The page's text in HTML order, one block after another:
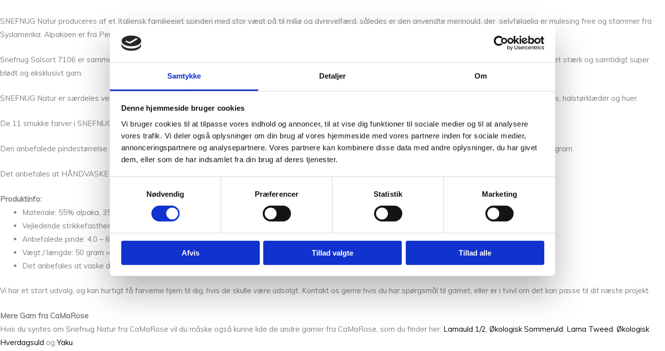
Samtykke Detaljer Om
Denne hjemmeside bruger cookies
Vi bruger cookies til at tilpasse vores indhold og annoncer, til at vise dig funktioner til sociale medier og til at analysere
vores trafik. Vi deler også oplysninger om din brug af vores hjemmeside med vores partnere inden for sociale medier,
annonceringspartnere og analysepartnere. Vores partnere kan kombinere disse data med andre oplysninger, du har givet
dem, eller som de har indsamlet fra din brug af deres tjenester.
Nødvendig
Præferencer Statistik Marketing
Afvis Tillad valgte Tillad alle
SNEFNUG Natur produceres af et Italiensk familieejet spinderi med stor vægt på til miljø og dyrevelfærd, således er den anvendte merinould, der selvfølgelig er mulesing free og stammer fra
Sydamerika. Alpakaen er fra Peru, mens bomulden er fra Egypten.
Snefnug Solsort 7106 er sammensat af en økologisk bomuldstube som kerne, hvori en fin og sirlig blanding af merino og alpaka er blæst ind. Tilsammen giver det et stærk og samtidigt super
blødt og eksklusivt garn.
SNEFNUG Natur er særdeles velegnet til baby- og børnestrik, samt til tidens trend med oversize strikdesign på store pinde til voksne både som sweatre, cardigans, halstørklæder og huer.
De 11 smukke farver i SNEFNUG Natur er naturens egen farvepalet.
Den anbefalede pindestørrelse er 4,0 – 6,0 mm, og den vejledende strikkefasthed er 12-16 m pr 10 cm og ca. 24 p i højden. Løbelængden er 110 m pr nøgle af 50 gram.
Det anbefales at HÅNDVASKE det færdige arbejde med uldvaskemiddel og lade det liggetørre fladt.
Produktinfo:
Materiale: 55% alpaka, 35% økologisk bomuld og 10% merinould
Vejledende strikkefasthed: 12-16 masker x 24 pinde.
Anbefalede pinde: 4,0 – 6,0 mm.
Vægt / længde: 50 gram = ca. 110 meter.
Det anbefales at vaske det færdige arbejde i hånden med uldvaskemiddel / Tørres fladt.
Vi har et stort udvalg, og kan hurtigt få farverne hjem til dig, hvis de skulle være udsolgt. Kontakt os gerne hvis du har spørgsmål til garnet, eller er i tvivl om det kan passe til dit næste projekt.
Mere Garn fra CaMaRose
Hvis du syntes om Snefnug Natur fra CaMaRose vil du måske også kunne lide de andre garner fra CaMaRose, som du finder her: Lamauld 1/2, Økologisk Sommeruld, Lama Tweed, Økologisk
Hverdagsuld ogYaku.